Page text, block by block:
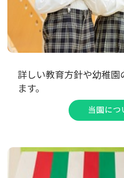
詳しい教育方針や幼稚園
ます。
当園につ